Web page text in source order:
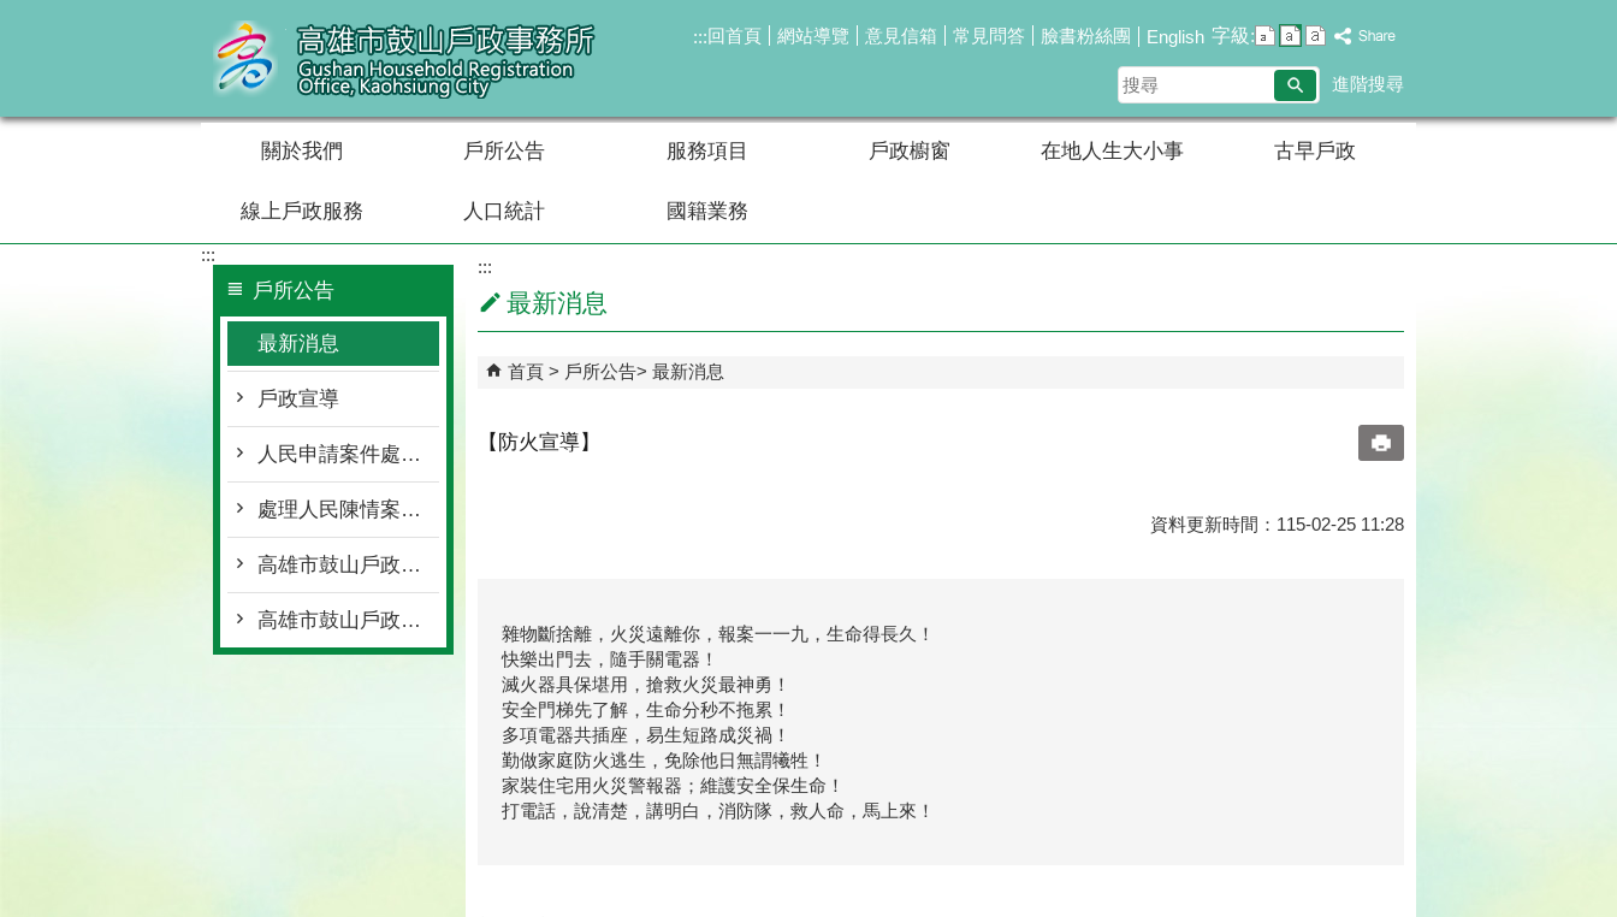
:::回首頁 網站導覽 意見信箱 常見問答 臉書粉絲團 English 字級:
搜
尋
進階搜尋
關於我們 戶所公告 服務項目 戶政櫥窗 在地人生大小事 古早戶政
線上戶政服務 人口統計 國籍業務
:::
戶所公告
最新消息
戶政宣導
人民申請案件處理要點(pdf檔)
處理人民陳情案件要點(pdf檔)
高雄市鼓山戶政事務所115年度提升服務工作計畫
高雄市鼓山戶政事務所性騷擾防治措施與申訴及懲戒規範
:::
最新消息
首頁 戶所公告 最新消息
【防火宣導】
資料更新時間：115-02-25 11:28
雜物斷捨離，火災遠離你，報案一一九，生命得長久！
快樂出門去，隨手關電器！
滅火器具保堪用，搶救火災最神勇！
安全門梯先了解，生命分秒不拖累！
多項電器共插座，易生短路成災禍！
勤做家庭防火逃生，免除他日無謂犧牲！
家裝住宅用火災警報器；維護安全保生命！
打電話，說清楚，講明白，消防隊，救人命，馬上來！